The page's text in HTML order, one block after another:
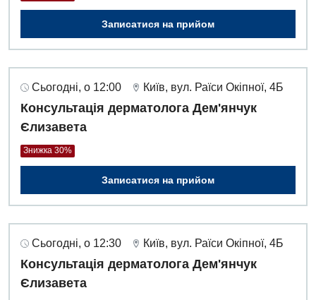
Записатися на прийом
Сьогодні, о 12:00 Київ, вул. Раїси Окіпної, 4Б
Консультація дерматолога Дем'янчук
Єлизавета
Знижка 30%
Записатися на прийом
Сьогодні, о 12:30 Київ, вул. Раїси Окіпної, 4Б
Консультація дерматолога Дем'янчук
Єлизавета